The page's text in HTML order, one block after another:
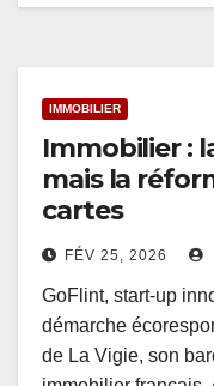
IMMOBILIER
Immobilier :
mais la
cartes
FÉV 25, 2026
GoFlint, start-up
démarche
de La Vigie, son